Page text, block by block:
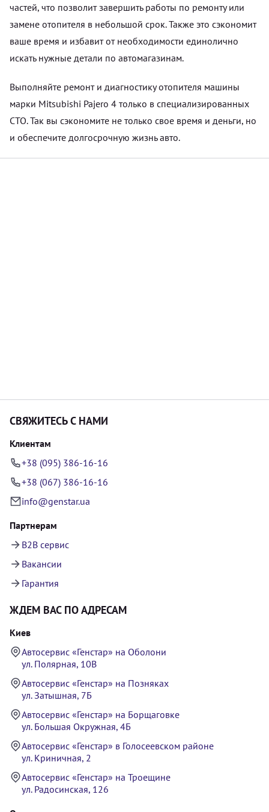
частей, что позволит завершить работы по ремонту или
замене отопителя в небольшой срок. Также это сэкономит
ваше время и избавит от необходимости единолично
искать нужные детали по автомагазинам.
Выполняйте ремонт и диагностику отопителя машины
марки Mitsubishi Pajero 4 только в специализированных
СТО. Так вы сэкономите не только свое время и деньги, но
и обеспечите долгосрочную жизнь авто.
СВЯЖИТЕСЬ С НАМИ
Клиентам
+38 (095) 386-16-16
+38 (067) 386-16-16
info@genstar.ua
Партнерам
B2B сервис
Вакансии
Гарантия
ЖДЕМ ВАС ПО АДРЕСАМ
Киев
Автосервис «Генстар» на Оболони
ул. Полярная, 10В
Автосервис «Генстар» на Позняках
ул. Затышная, 7Б
Автосервис «Генстар» на Борщаговке
ул. Большая Окружная, 4Б
Автосервис «Генстар» в Голосеевском районе
ул. Криничная, 2
Автосервис «Генстар» на Троещине
ул. Радосинская, 126